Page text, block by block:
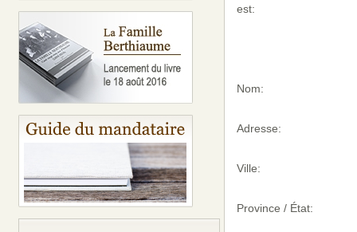
est:
Nom:
Adresse:
Ville:
Province / État: